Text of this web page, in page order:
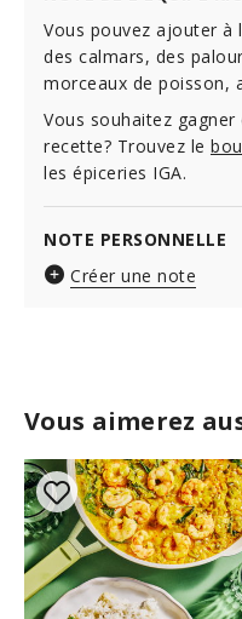
Vous aimerez
Vous pouvez ajouter à
des calmars, des
morceaux de poisson,
Vous souhaitez
recette? Trouvez le
les épiceries IGA.
NOTE PERSONNELLE
Créer une note